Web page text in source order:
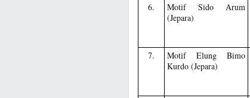
6.
Motif Sido Arum
(Jepara)
7.
Motif Elung Bimo
Kurdo (Jepara)